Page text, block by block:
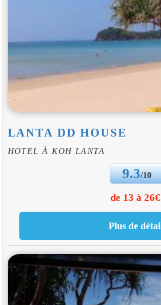
LANTA DD HOUSE
HOTEL À KOH LANTA
9.3/10
de 13 à 26€